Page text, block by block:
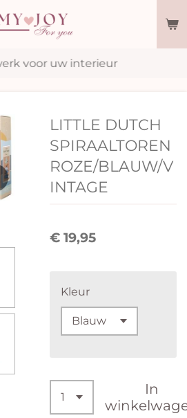
voor uw interieur
LITTLE DUTCH
SPIRAALTOREN
ROZE/BLAUW/V
INTAGE
€ 19,95
Kleur
In